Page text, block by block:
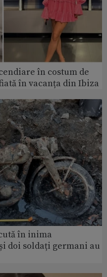
în costum de
în vacanța din Ibiza
în inima
doi soldați germani au